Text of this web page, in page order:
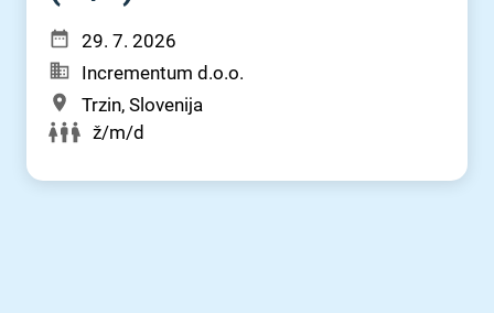
29. 7. 2026
Incrementum d.o.o.
Trzin, Slovenija
ž/m/d